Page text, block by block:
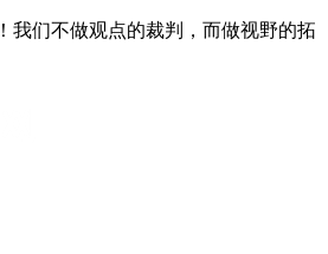
我们不做观点的裁判，而做视野的拓